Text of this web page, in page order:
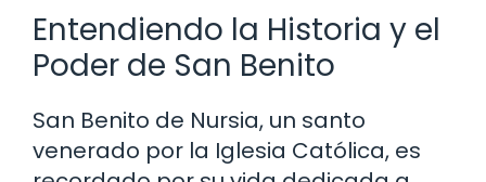
Entendiendo la Historia y el
Poder de San Benito
San Benito de Nursia, un santo
venerado por la Iglesia Católica, es